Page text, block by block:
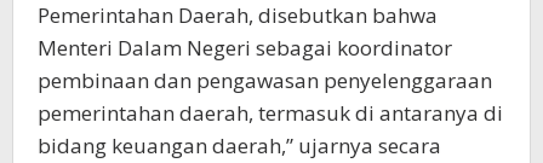
Pemerintahan Daerah, disebutkan bahwa
Menteri Dalam Negeri sebagai koordinator
pembinaan dan pengawasan penyelenggaraan
pemerintahan daerah, termasuk di antaranya di
bidang keuangan daerah,” ujarnya secara